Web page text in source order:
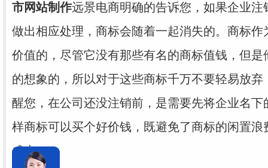
市网站制作远景电商明确的告诉您，如果企业注
做出相应处理，商标会随着一起消失的。 商标作
价值的，尽管它没有那些有名的商标值钱，但是
的想象的，所以对于这些商标千万不要轻易放
醒您，在公司还没注销前，是需要先将企业名下
样商标可以买个好价钱，既避免了商标的闲置浪
成本。